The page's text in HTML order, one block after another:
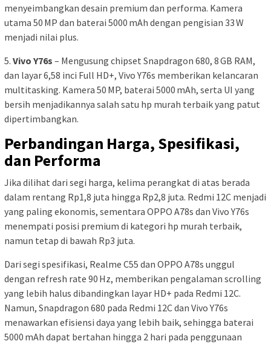
menyeimbangkan desain premium dan performa. Kamera
utama 50 MP dan baterai 5000 mAh dengan pengisian 33 W
menjadi nilai plus.
5. Vivo Y76s – Mengusung chipset Snapdragon 680, 8 GB RAM,
dan layar 6,58 inci Full HD+, Vivo Y76s memberikan kelancaran
multitasking. Kamera 50 MP, baterai 5000 mAh, serta UI yang
bersih menjadikannya salah satu hp murah terbaik yang patut
dipertimbangkan.
Perbandingan Harga, Spesifikasi,
dan Performa
Jika dilihat dari segi harga, kelima perangkat di atas berada
dalam rentang Rp1,8 juta hingga Rp2,8 juta. Redmi 12C menjadi
yang paling ekonomis, sementara OPPO A78s dan Vivo Y76s
menempati posisi premium di kategori hp murah terbaik,
namun tetap di bawah Rp3 juta.
Dari segi spesifikasi, Realme C55 dan OPPO A78s unggul
dengan refresh rate 90 Hz, memberikan pengalaman scrolling
yang lebih halus dibandingkan layar HD+ pada Redmi 12C.
Namun, Snapdragon 680 pada Redmi 12C dan Vivo Y76s
menawarkan efisiensi daya yang lebih baik, sehingga baterai
5000 mAh dapat bertahan hingga 2 hari pada penggunaan